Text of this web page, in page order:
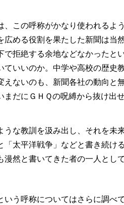
、この呼称がかなり使われるよ
広める役割を果たした新聞は当
で拒絶する余地などなかったと
ていいのか。中学や高校の歴史
えないのも、新聞各社の動向と
まだにＧＨＱの呪縛から抜け出
うな教訓を汲み出し、それを未
「太平洋戦争」などと書き続け
漫然と書いてきた者の一人とし
いう呼称についてはさらに調べ